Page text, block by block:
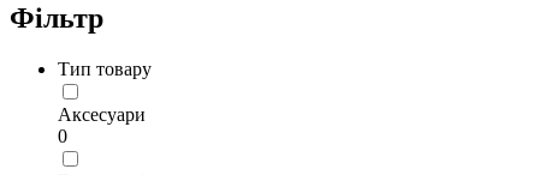
Фільтр
Тип товару
Аксесуари
0